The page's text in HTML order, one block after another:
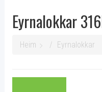
Eyrnalokkar
Heim Eyrnalokkar